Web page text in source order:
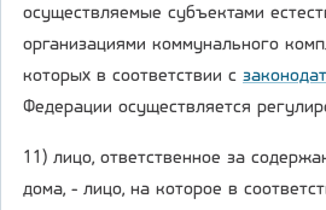
осуществляемые субъектами
организациями коммунального
которых в соответствии с
Федерации осуществляется
11) лицо, ответственное за
дома, - лицо, на которое в